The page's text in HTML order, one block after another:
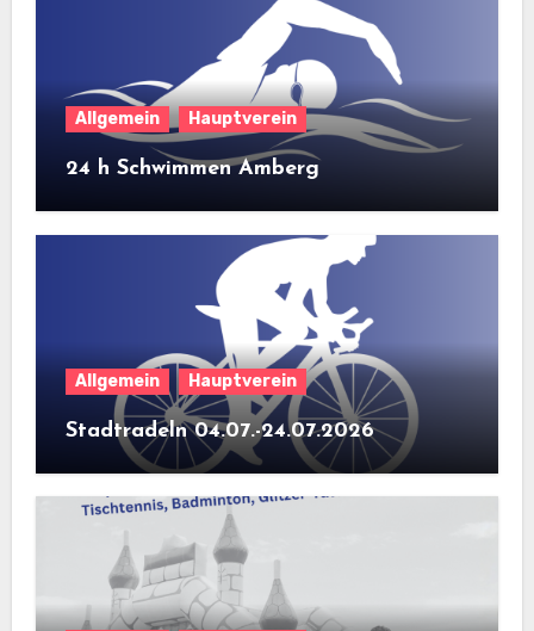
Allgemein Hauptverein
24 h Schwimmen Amberg
Allgemein Hauptverein
Stadtradeln 04.07.-24.07.2026